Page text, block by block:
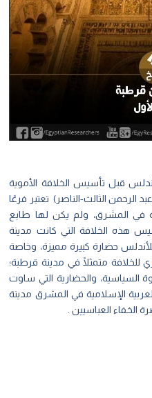
قبل تأسيس الخلافة الأموية
929م) على يد (عبد الرحمن الثالث-الناصر) تعتبر فرعًا
في المشرق، ولم يكن لها طابع
هذه الخلافة التي كانت مدينة
حضارة كبيرة مميزة، وخاصة
للخلافة متمثلًا في مدينة قرطبة؛
والحضارية التي ساوت
الإسلامية في المشرق مدينة
الخفاء العباسيين .